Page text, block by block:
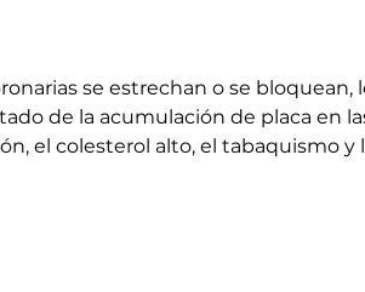
se estrechan o se
de la acumulación de placa en
el colesterol alto, el tabaquismo